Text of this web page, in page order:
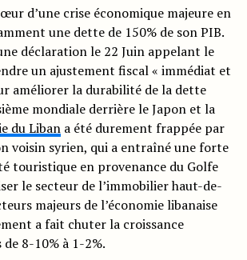
d’une crise économique majeure en
une dette de 150% de son PIB.
déclaration le 22 Juin appelant le
un ajustement fiscal « immédiat et
améliorer la durabilité de la dette
mondiale derrière le Japon et la
du Libana été durement frappée par
voisin syrien, qui a entraîné une forte
touristique en provenance du Golfe
le secteur de l’immobilier haut-de-
majeurs de l’économie libanaise
a fait chuter la croissance
8-10% à 1-2%.